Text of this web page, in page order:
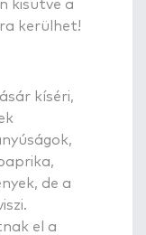
kisütve a
kerülhet!
kíséri,
de a
el a